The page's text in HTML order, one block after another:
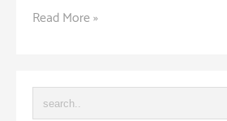
5
ami
miatt
Read More »